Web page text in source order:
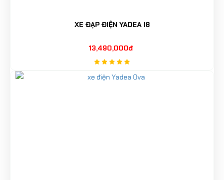
XE ĐẠP ĐIỆN YADEA I8
13,490,000đ